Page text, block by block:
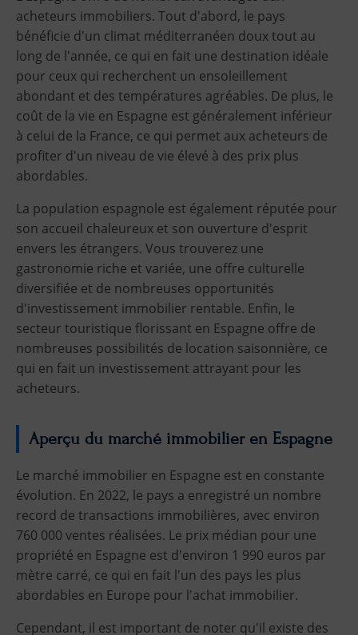
acheteurs immobiliers. Tout d'abord, le pays
bénéficie d'un climat méditerranéen doux tout au
long de l'année, ce qui en fait une destination idéale
pour ceux qui recherchent un ensoleillement
abondant et des températures agréables. De plus, le
coût de la vie en Espagne est généralement inférieur
à celui de la France, ce qui permet aux acheteurs de
profiter d'un niveau de vie élevé à des prix plus
abordables.
La population espagnole est également réputée pour
son accueil chaleureux et son ouverture d'esprit
envers les étrangers. Vous trouverez une
gastronomie riche et variée, une offre culturelle
diversifiée et de nombreuses opportunités
d'investissement immobilier rentable. Enfin, le
secteur touristique florissant en Espagne offre de
nombreuses possibilités de location saisonnière, ce
qui en fait un investissement attrayant pour les
acheteurs.
Aperçu du marché immobilier en Espagne
Le marché immobilier en Espagne est en constante
évolution. En 2022, le pays a enregistré un nombre
record de transactions immobilières, avec environ
760 000 ventes réalisées. Le prix médian pour une
propriété en Espagne est d'environ 1 990 euros par
mètre carré, ce qui en fait l'un des pays les plus
abordables en Europe pour l'achat immobilier.
Cependant, il est important de noter qu'il existe des